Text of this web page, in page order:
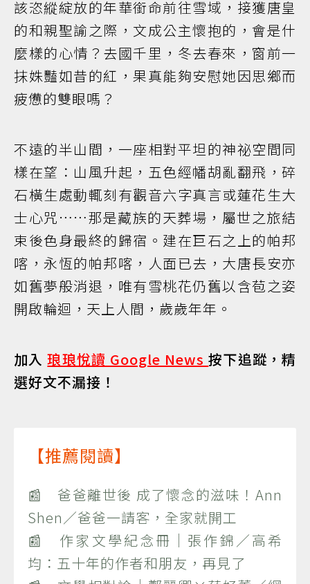
該恣縱綻放的年華銜命前往雪域，接獲唐皇
的和親聖諭之際，文成公主懷抱的，會是什
麼樣的心情？去國千里，冬去春來，窗前一
抹姝豔如昔的紅，果真能夠安慰她因思鄉而
疲憊的雙眼嗎？
不遠的半山間，一座相對平坦的神祕空間同
樣在望：山風升起，五色經幡胡亂翻飛，碎
石橫生處動輒刻有觀音六字真言或蓮花生大
士心咒……那是藏族的天葬場，屬世之旅結
束後色身最終的歸宿。建在巨石之上的帕邦
喀，永恆的帕邦喀，人面已去，大唐長安亦
如舊夢般消退，唯有雪桃花仍舊以含苞之姿
開啟輪迴，天上人間，歲歲年年。
加入琅琅悅讀 Google News按下追蹤，精
選好文不漏接！
【推薦閱讀】
📰 爸爸離世後 成了懷念的滋味！Ann
Shen／爸爸一請客，全家就開工
📰 作家文學紀念冊｜張作錦／高希
均：五十年的作者和朋友，再見了